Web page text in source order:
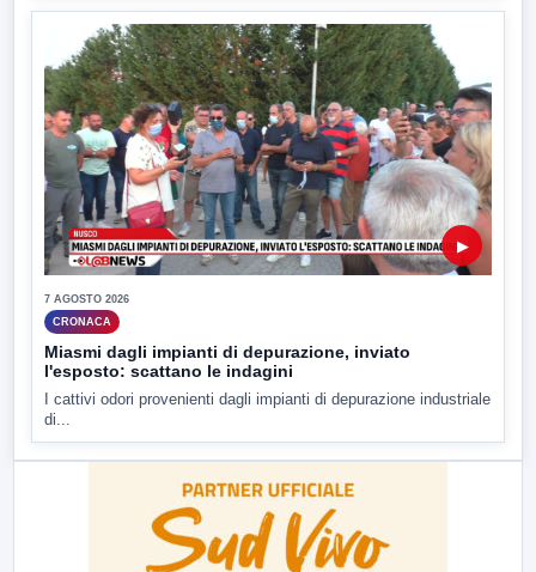
▶
7 AGOSTO 2026
CRONACA
Miasmi dagli impianti di depurazione, inviato
l'esposto: scattano le indagini
I cattivi odori provenienti dagli impianti di depurazione industriale
di...